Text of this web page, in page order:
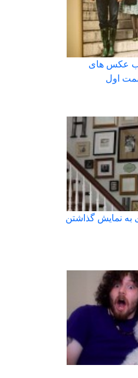
عکس های
اول
به نمایش گذاشتن